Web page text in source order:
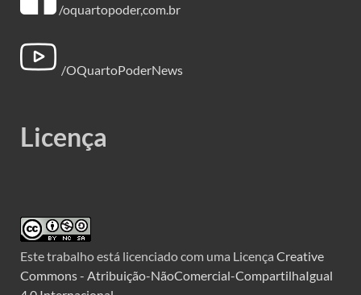
/oquartopoder,com.br
/OQuartoPoderNews
Licença
Este trabalho está licenciado com uma Licença Creative
Commons - Atribuição-NãoComercial-CompartilhaIgual